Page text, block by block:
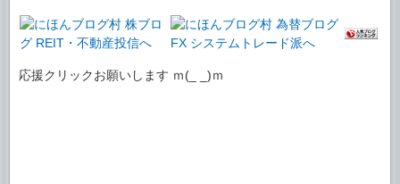
応援クリックお願いします ｍ(_ _)ｍ